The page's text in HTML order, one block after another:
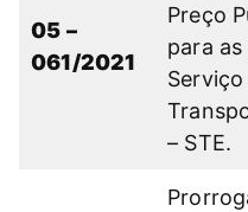
05 –
061/2021
Preço
para
– STE.